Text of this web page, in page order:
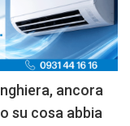
ancora
su cosa abbia